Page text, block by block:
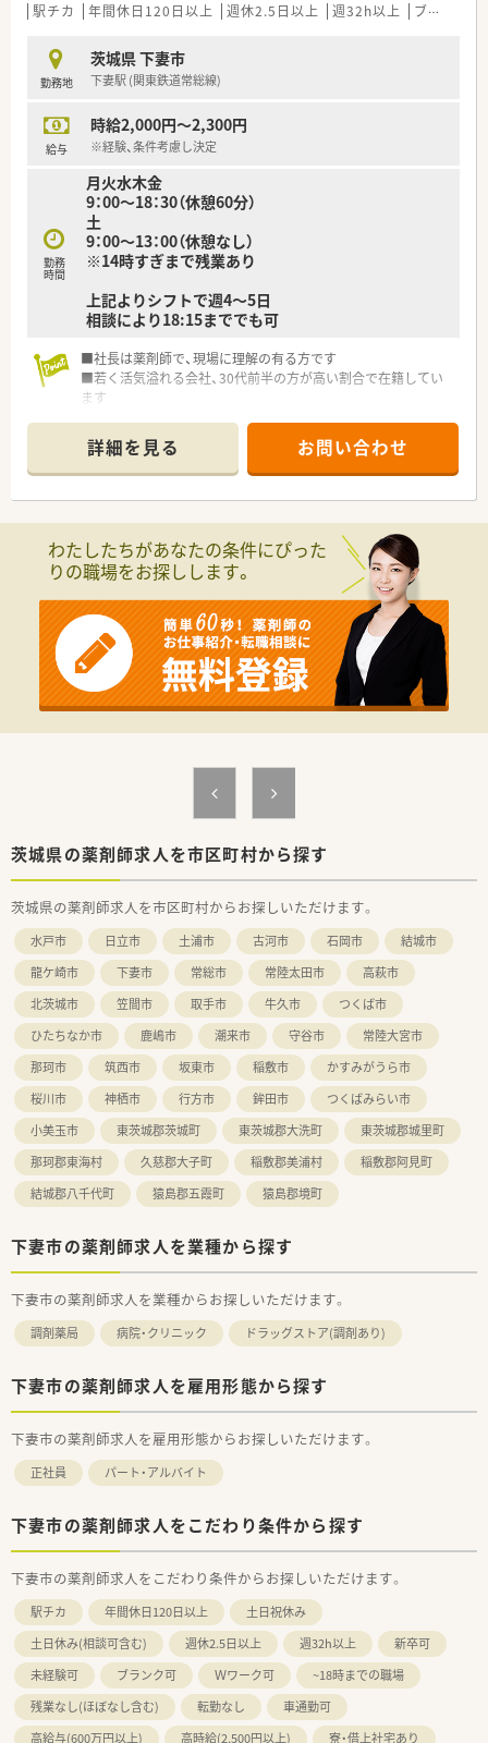
駅チカ 年間休日120日以上 週休2.5日以上 週32h以上 ブランク可
勤務地
茨城県 下妻市
下妻駅 (関東鉄道常総線)
給与
時給2,000円～2,300円
※経験、条件考慮し決定
勤務
時間
月火水木金
9：00～18：30（休憩60分）
土
9：00～13：00（休憩なし）
※14時すぎまで残業あり
上記よりシフトで週4～5日
相談により18:15まででも可
■社長は薬剤師で、現場に理解の有る方です
■若く活気溢れる会社、30代前半の方が高い割合で在籍してい
ます
ポート薬局、飲食店も今後検討）
■茨城以外への新規出店予定はなく、遠方への異動がありません
詳細を見る お問い合わせ
わたしたちがあなたの条件にぴった
りの職場をお探しします。
茨城県の薬剤師求人を市区町村から探す
茨城県の薬剤師求人を市区町村からお探しいただけます。
水戸市 日立市 土浦市 古河市 石岡市
結城市
龍ケ崎市
下妻市 常総市 常陸太田市
高萩市
北茨城市
笠間市 取手市 牛久市
つくば市
ひたちなか市
鹿嶋市 潮来市 守谷市
常陸大宮市
那珂市
筑西市 坂東市 稲敷市
かすみがうら市
桜川市
神栖市 行方市 鉾田市
つくばみらい市
小美玉市
東茨城郡茨城町 東茨城郡大洗町
東茨城郡城里町
那珂郡東海村
久慈郡大子町 稲敷郡美浦村
稲敷郡阿見町
結城郡八千代町
猿島郡五霞町 猿島郡境町
下妻市の薬剤師求人を業種から探す
下妻市の薬剤師求人を業種からお探しいただけます。
調剤薬局 病院・クリニック ドラッグストア(調剤あり)
下妻市の薬剤師求人を雇用形態から探す
下妻市の薬剤師求人を雇用形態からお探しいただけます。
正社員 パート・アルバイト
下妻市の薬剤師求人をこだわり条件から探す
下妻市の薬剤師求人をこだわり条件からお探しいただけます。
駅チカ 年間休日120日以上
土日祝休み
土日休み(相談可含む)
週休2.5日以上 週32h以上
新卒可
未経験可
ブランク可 Ｗワーク可
~18時までの職場
残業なし(ほぼなし含む)
転勤なし
車通勤可
高給与(600万円以上)
高時給(2,500円以上)
寮・借上社宅あり